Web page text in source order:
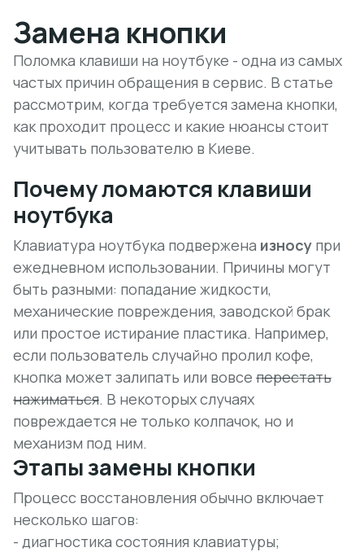
Замена кнопки
Поломка клавиши на ноутбуке - одна из самых
частых причин обращения в сервис. В статье
рассмотрим, когда требуется замена кнопки,
как проходит процесс и какие нюансы стоит
учитывать пользователю в Киеве.
Почему ломаются клавиши
ноутбука
Клавиатура ноутбука подвержена износу при
ежедневном использовании. Причины могут
быть разными: попадание жидкости,
механические повреждения, заводской брак
или простое истирание пластика. Например,
если пользователь случайно пролил кофе,
кнопка может залипать или вовсе перестать
нажиматься. В некоторых случаях
повреждается не только колпачок, но и
механизм под ним.
Этапы замены кнопки
Процесс восстановления обычно включает
несколько шагов:
- диагностика состояния клавиатуры;